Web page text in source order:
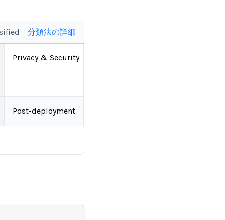
分類法の詳細
Privacy & Security
Post-deployment